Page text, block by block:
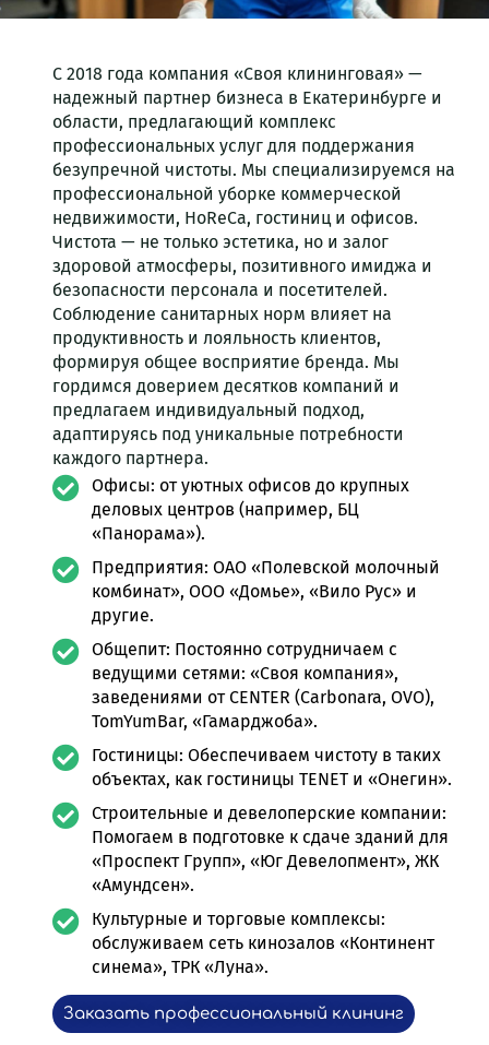
С 2018 года компания «Своя клининговая» —
надежный партнер бизнеса в Екатеринбурге и
области, предлагающий комплекс
профессиональных услуг для поддержания
безупречной чистоты. Мы специализируемся на
профессиональной уборке коммерческой
недвижимости, HoReCa, гостиниц и офисов.
Чистота — не только эстетика, но и залог
здоровой атмосферы, позитивного имиджа и
безопасности персонала и посетителей.
Соблюдение санитарных норм влияет на
продуктивность и лояльность клиентов,
формируя общее восприятие бренда. Мы
гордимся доверием десятков компаний и
предлагаем индивидуальный подход,
адаптируясь под уникальные потребности
каждого партнера.
Офисы: от уютных офисов до крупных
деловых центров (например, БЦ
«Панорама»).
Предприятия: ОАО «Полевской молочный
комбинат», ООО «Домье», «Вило Рус» и
другие.
Общепит: Постоянно сотрудничаем с
ведущими сетями: «Своя компания»,
заведениями от CENTER (Carbonara, OVO),
TomYumBar, «Гамарджоба».
Гостиницы: Обеспечиваем чистоту в таких
объектах, как гостиницы TENET и «Онегин».
Строительные и девелоперские компании:
Помогаем в подготовке к сдаче зданий для
«Проспект Групп», «Юг Девелопмент», ЖК
«Амундсен».
Культурные и торговые комплексы:
обслуживаем сеть кинозалов «Континент
синема», ТРК «Луна».
Заказать профессиональный клининг